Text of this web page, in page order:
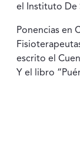
el Instituto De
Ponencias en
escrito el
Y el libro